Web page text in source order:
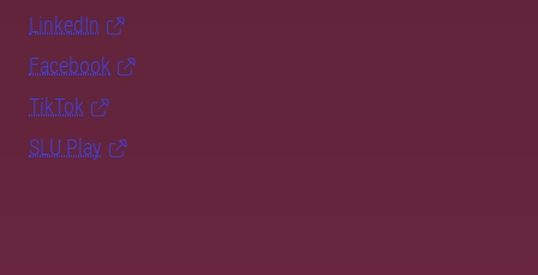
LinkedIn
Facebook
TikTok
SLU Play